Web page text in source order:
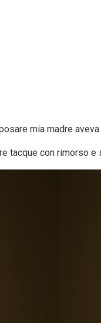
mia madre
tacque con rimorso e